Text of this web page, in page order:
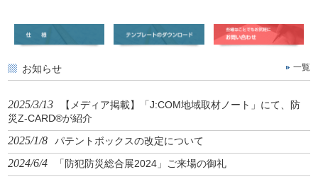
お知らせ 一覧
2025/3/13
【メディア掲載】「J:COM地域取材ノート」にて、防
災Z-CARD®が紹介
2025/1/8 パテントボックスの改定について
2024/6/4 「防犯防災総合展2024」ご来場の御礼